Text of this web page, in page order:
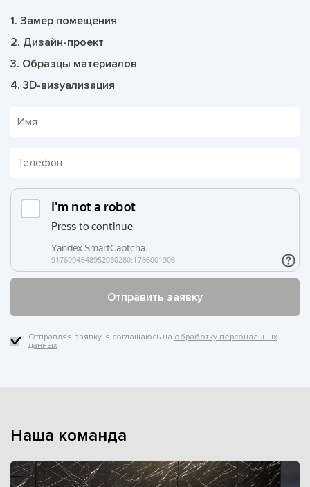
1. Замер помещения
2. Дизайн-проект
3. Образцы материалов
4. 3D-визуализация
Отправляя заявку, я соглашаюсь на обработку персональных
данных
Наша команда